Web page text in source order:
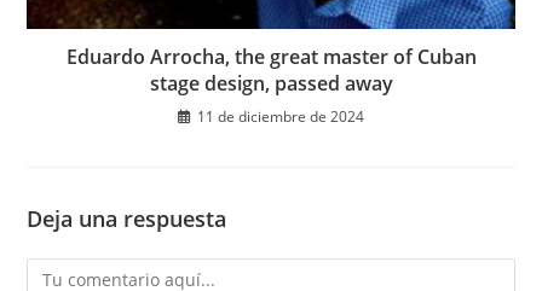
Eduardo Arrocha, the great master of Cuban
stage design, passed away
11 de diciembre de 2024
Deja una respuesta
Comentario